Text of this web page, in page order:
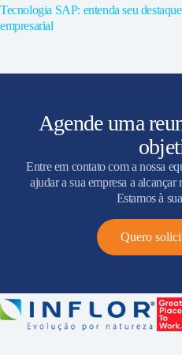
Tecnologia SAP: entenda seu
empresarial
Agende uma
Entre em contato com a nossa
ajudar a sua empresa a
Estamos à
Quero